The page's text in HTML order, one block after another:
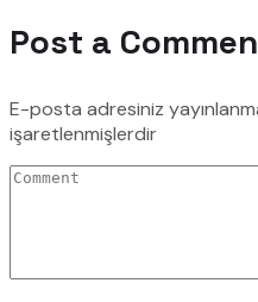
Post a
E-posta adresiniz
işaretlenmişlerdir